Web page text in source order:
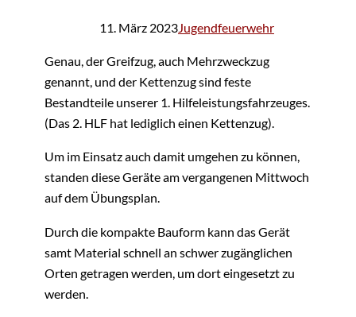
11. März 2023Jugendfeuerwehr
Genau, der Greifzug, auch Mehrzweckzug
genannt, und der Kettenzug sind feste
Bestandteile unserer 1. Hilfeleistungsfahrzeuges.
(Das 2. HLF hat lediglich einen Kettenzug).
Um im Einsatz auch damit umgehen zu können,
standen diese Geräte am vergangenen Mittwoch
auf dem Übungsplan.
Durch die kompakte Bauform kann das Gerät
samt Material schnell an schwer zugänglichen
Orten getragen werden, um dort eingesetzt zu
werden.